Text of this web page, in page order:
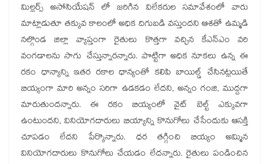
మిల్లర్స్ అసోసియేషన్ లో జరిగిన విలేకరుల సమావేశంలో వారు
మాట్లాడుతూ తక్కువ కాలంలో అధిక దిగుబడి వస్తుందని ఆశతో ఉమ్మడి
నల్గొండ జిల్లా వ్యాప్తంగా రైతులు కొత్తగా వచ్చిన కేఎన్ఎం వరి
వంగడాలను సాగు చేస్తున్నారన్నారు. పొట్టిగా అధిక నూకలు ఉన్న ఈ
రకం ధాన్యాన్ని ఇతర రకాల ధాన్యంతో కలిపి బాయిల్డ్ చేసినట్లయితే
బియ్యంగా మారి అన్నం సరిగా ఉడకడం లేదని, అన్నం గంజి, ముద్దగా
మారుతుందన్నారు. ఈ రకం బియ్యంలో వైట్ బెల్ట్ ఎక్కువగా
ఉంటుందని, వినియోగదారులు బియ్యాన్ని కొనుగోలు చేసేందుకు ఆసక్తి
చూపడం లేదని పేర్కొన్నారు. ధర తగ్గించి బియ్యం అమ్మిన
వినియోగదారులు కొనుగోలు చేయడం లేదన్నారు. రైతులు పండించిన